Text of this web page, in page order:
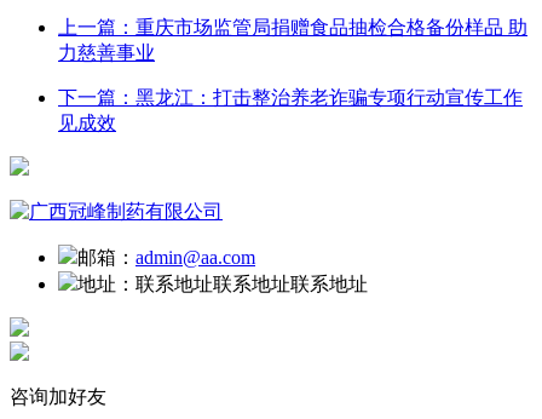
上一篇：重庆市场监管局捐赠食品抽检合格备份样品 助
力慈善事业
下一篇：黑龙江：打击整治养老诈骗专项行动宣传工作
见成效
邮箱： admin@aa.com
地址： 联系地址联系地址联系地址
咨询加好友